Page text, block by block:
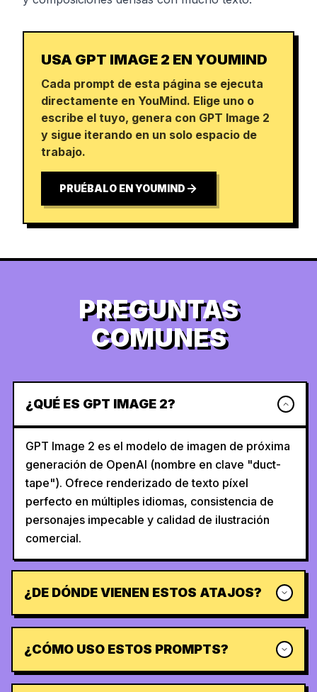
USA GPT IMAGE 2 EN YOUMIND
Cada prompt de esta página se ejecuta
directamente en YouMind. Elige uno o
escribe el tuyo, genera con GPT Image 2
y sigue iterando en un solo espacio de
trabajo.
PRUÉBALO EN YOUMIND
PREGUNTAS
COMUNES
¿QUÉ ES GPT IMAGE 2?
GPT Image 2 es el modelo de imagen de próxima
generación de OpenAI (nombre en clave "duct-
tape"). Ofrece renderizado de texto píxel
perfecto en múltiples idiomas, consistencia de
personajes impecable y calidad de ilustración
comercial.
¿DE DÓNDE VIENEN ESTOS ATAJOS?
¿CÓMO USO ESTOS PROMPTS?